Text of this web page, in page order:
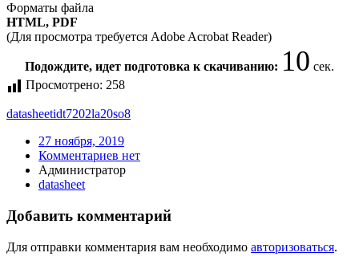
Форматы файла
HTML, PDF
(Для просмотра требуется Adobe Acrobat Reader)
Подождите, идет подготовка к скачиванию: 10 сек.
Просмотрено: 258
datasheetidt7202la20so8
27 ноября, 2019
Комментариев нет
Администратор
datasheet
Добавить комментарий
Для отправки комментария вам необходимо авторизоваться.